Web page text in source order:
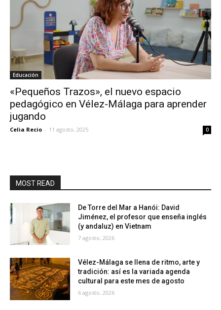
Educación
«Pequeños Trazos», el nuevo espacio
pedagógico en Vélez-Málaga para aprender
jugando
Celia Recio - 11 agosto, 2025 0
MOST READ
De Torre del Mar a Hanói: David
Jiménez, el profesor que enseña inglés
(y andaluz) en Vietnam
7 agosto, 2026
Vélez-Málaga se llena de ritmo, arte y
tradición: así es la variada agenda
cultural para este mes de agosto
6 agosto, 2026